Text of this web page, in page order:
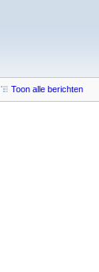
Toon alle berichten